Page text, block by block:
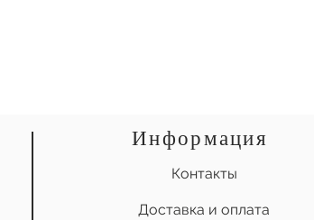
Информация
Контакты
Доставка и оплата